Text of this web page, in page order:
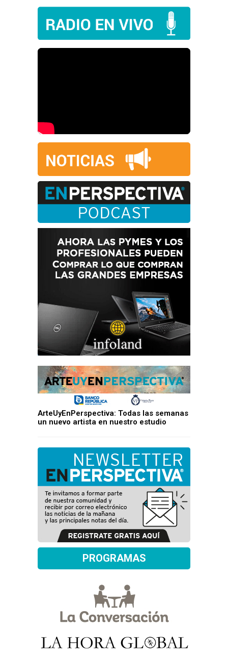
ArteUyEnPerspectiva: Todas las semanas
un nuevo artista en nuestro estudio
PROGRAMAS